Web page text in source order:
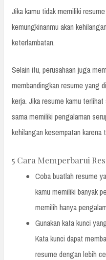
Jika kamu tidak memiliki
kemungkinanmu akan
keterlambatan.
Selain itu, perusahaan juga
membandingkan resume yang
kerja. Jika resume kamu
sama memiliki pengalaman
kehilangan kesempatan karena
5 Cara Memperbarui
Coba buatlah resume
kamu memiliki banyak
memilih hanya
Gunakan kata kunci
Kata kunci dapat
resume dengan lebih